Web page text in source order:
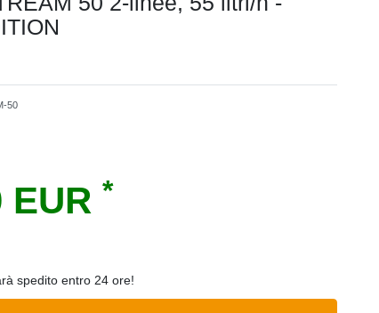
50
EUR *
spedito entro 24 ore!